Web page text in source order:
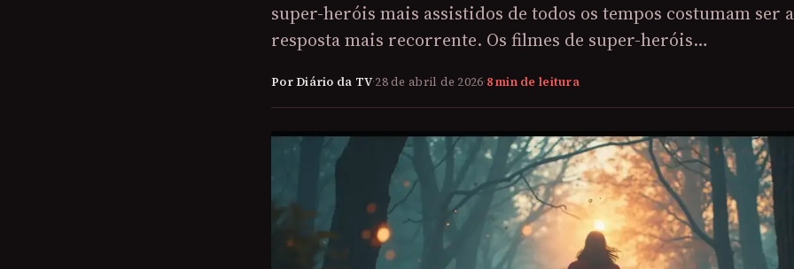
super-heróis mais assistidos de todos os tempos costumam ser a
resposta mais recorrente. Os filmes de super-heróis…
Por Diário da TV·28 de abril de 2026·8 min de leitura